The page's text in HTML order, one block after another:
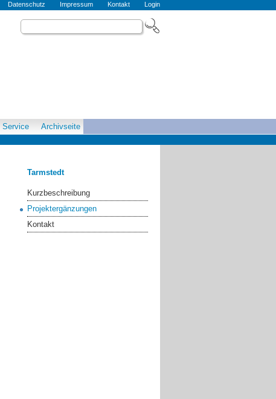
Datenschutz Impressum Kontakt Login
Service Archivseite
Tarmstedt
Kurzbeschreibung
Projektergänzungen
Kontakt